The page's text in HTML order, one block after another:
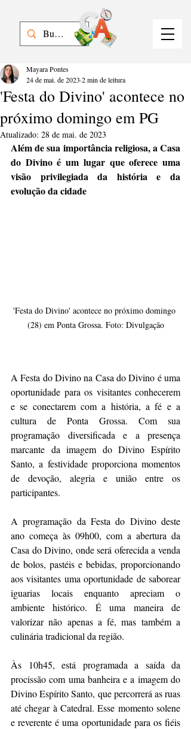
'Festa do Divino' acontece no
próximo domingo em PG
Mayara Pontes
24 de mai. de 2023 2 min de leitura
Atualizado: 28 de mai. de 2023
Além de sua importância religiosa, a Casa
do Divino é um lugar que oferece uma
visão privilegiada da história e da
evolução da cidade
'Festa do Divino' acontece no próximo domingo
(28) em Ponta Grossa. Foto: Divulgação
A Festa do Divino na Casa do Divino é uma
oportunidade para os visitantes conhecerem
e se conectarem com a história, a fé e a
cultura de Ponta Grossa. Com sua
programação diversificada e a presença
marcante da imagem do Divino Espírito
Santo, a festividade proporciona momentos
de devoção, alegria e união entre os
participantes.
A programação da Festa do Divino deste
ano começa às 09h00, com a abertura da
Casa do Divino, onde será oferecida a venda
de bolos, pastéis e bebidas, proporcionando
aos visitantes uma oportunidade de saborear
iguarias locais enquanto apreciam o
ambiente histórico. É uma maneira de
valorizar não apenas a fé, mas também a
culinária tradicional da região.
Às 10h45, está programada a saída da
procissão com uma banheira e a imagem do
Divino Espírito Santo, que percorrerá as ruas
até chegar à Catedral. Esse momento solene
e reverente é uma oportunidade para os fiéis